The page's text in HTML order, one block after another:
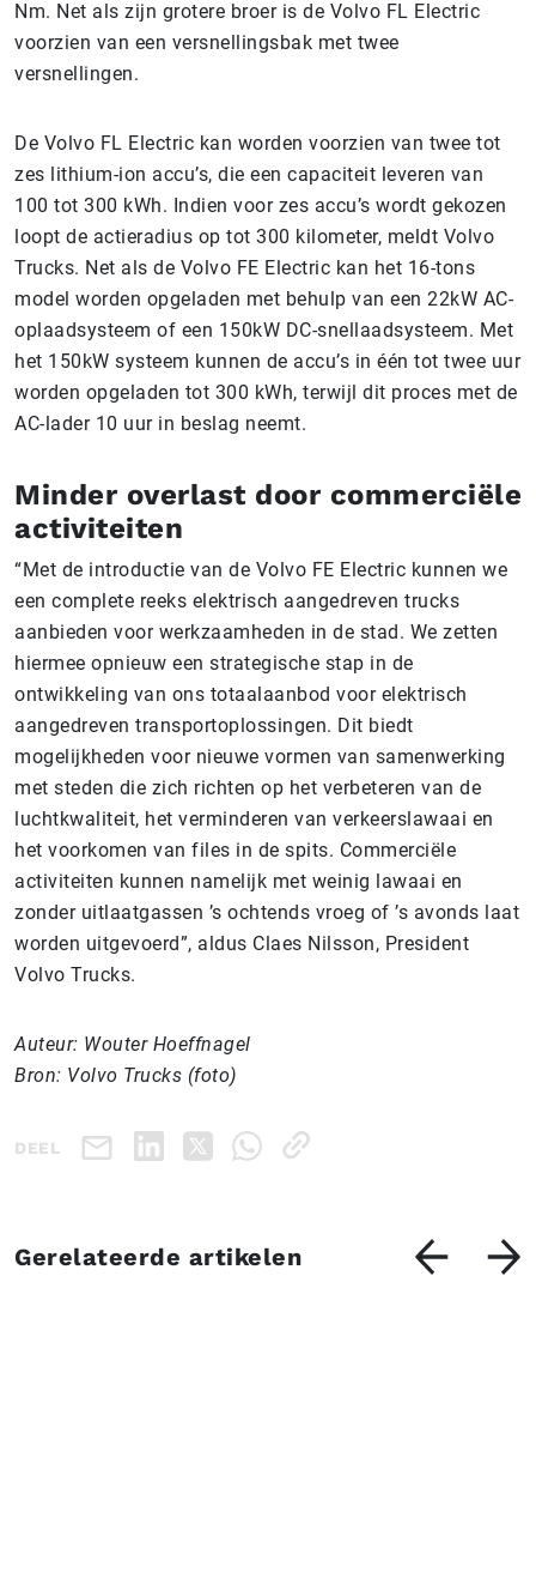
Nm. Net als zijn grotere broer is de Volvo FL Electric
voorzien van een versnellingsbak met twee
versnellingen.
De Volvo FL Electric kan worden voorzien van twee tot
zes lithium-ion accu’s, die een capaciteit leveren van
100 tot 300 kWh. Indien voor zes accu’s wordt gekozen
loopt de actieradius op tot 300 kilometer, meldt Volvo
Trucks. Net als de Volvo FE Electric kan het 16-tons
model worden opgeladen met behulp van een 22kW AC-
oplaadsysteem of een 150kW DC-snellaadsysteem. Met
het 150kW systeem kunnen de accu’s in één tot twee uur
worden opgeladen tot 300 kWh, terwijl dit proces met de
AC-lader 10 uur in beslag neemt.
Minder overlast door commerciële
activiteiten
“Met de introductie van de Volvo FE Electric kunnen we
een complete reeks elektrisch aangedreven trucks
aanbieden voor werkzaamheden in de stad. We zetten
hiermee opnieuw een strategische stap in de
ontwikkeling van ons totaalaanbod voor elektrisch
aangedreven transportoplossingen. Dit biedt
mogelijkheden voor nieuwe vormen van samenwerking
met steden die zich richten op het verbeteren van de
luchtkwaliteit, het verminderen van verkeerslawaai en
het voorkomen van files in de spits. Commerciële
activiteiten kunnen namelijk met weinig lawaai en
zonder uitlaatgassen ’s ochtends vroeg of ’s avonds laat
worden uitgevoerd”, aldus Claes Nilsson, President
Volvo Trucks.
Auteur: Wouter Hoeffnagel
Bron: Volvo Trucks (foto)
DEEL
Gerelateerde artikelen